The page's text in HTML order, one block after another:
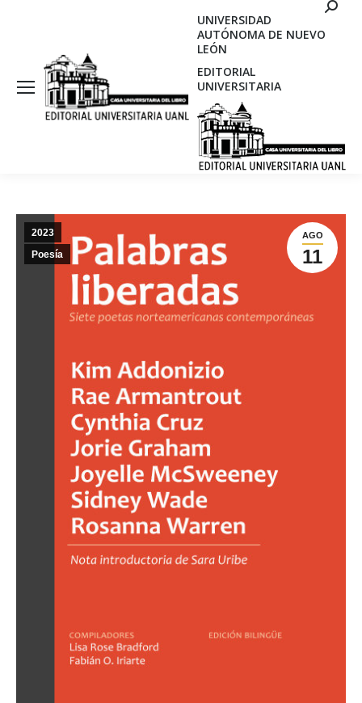
UNIVERSIDAD
AUTÓNOMA DE NUEVO
LEÓN
EDITORIAL
UNIVERSITARIA
AGO
11
2023
Poesía